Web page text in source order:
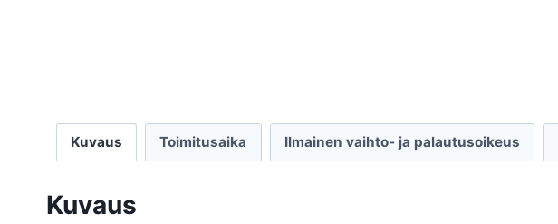
Kuvaus Toimitusaika Ilmainen vaihto- ja palautusoikeus
Kuvaus